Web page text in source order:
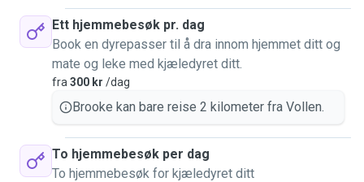
Ett hjemmebesøk pr. dag
Book en dyrepasser til å dra innom hjemmet ditt og
mate og leke med kjæledyret ditt.
fra 300 kr /dag
Brooke kan bare reise 2 kilometer fra Vollen.
To hjemmebesøk per dag
To hjemmebesøk for kjæledyret ditt